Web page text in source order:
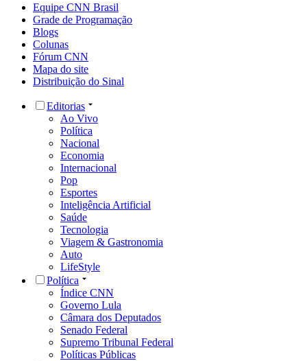
Equipe CNN Brasil
Grade de Programação
Blogs
Colunas
Fórum CNN
Mapa do site
Distribuição do Sinal
Editorias
Ao Vivo
Política
Nacional
Economia
Internacional
Pop
Esportes
Inteligência Artificial
Saúde
Tecnologia
Viagem & Gastronomia
Auto
LifeStyle
Política
Índice CNN
Governo Lula
Câmara dos Deputados
Senado Federal
Supremo Tribunal Federal
Políticas Públicas